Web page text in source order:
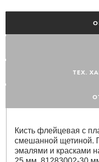
ТЕХ.
Кисть флейцевая с
смешанной щетиной.
эмалями и красками